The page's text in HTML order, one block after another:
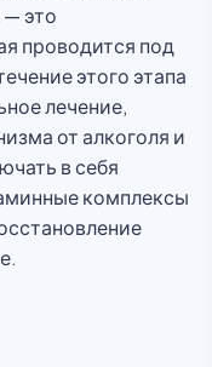
— это
проводится под
этого этапа
лечение,
от алкоголя и
в себя
комплексы